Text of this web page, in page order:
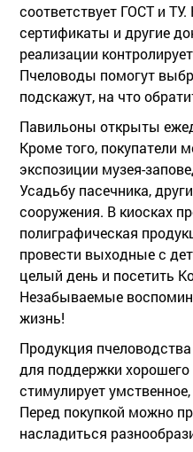
соответствует ГОСТ и
сертификаты и другие
реализации
Пчеловоды помогут
подскажут, на что
Павильоны открыты
Кроме того, покупатели
экспозиции музея-
Усадьбу пасечника,
сооружения. В киосках
полиграфическая
провести выходные с
целый день и посетить
Незабываемые
жизнь!
Продукция
для поддержки
стимулирует
Перед покупкой можно
насладиться